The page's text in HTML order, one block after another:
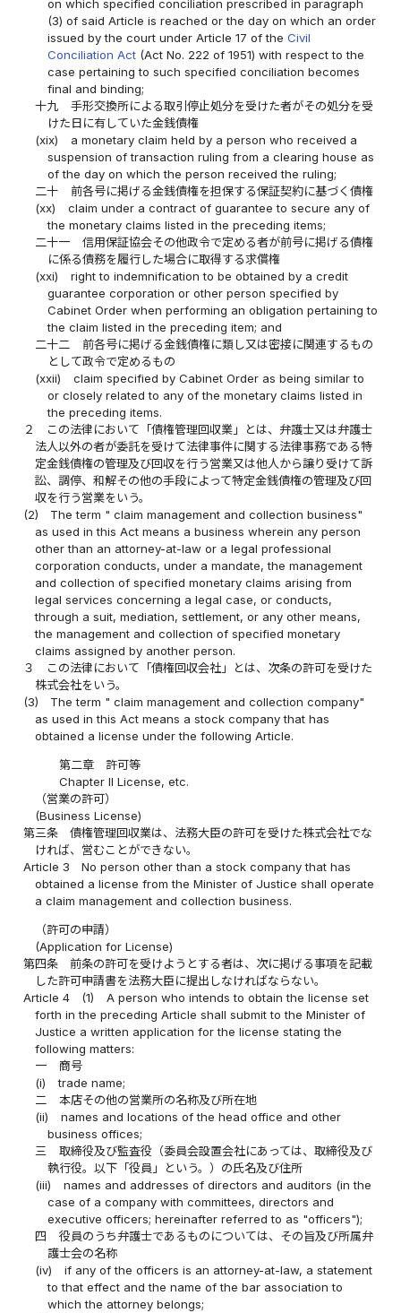
on which specified conciliation prescribed in paragraph
(3) of said Article is reached or the day on which an order
issued by the court under Article 17 of the Civil
Conciliation Act(Act No. 222 of 1951) with respect to the
case pertaining to such specified conciliation becomes
final and binding;
十九
手形交換所による取引停止処分を受けた者がその処分を受
けた日に有していた金銭債権
(xix)
a monetary claim held by a person who received a
suspension of transaction ruling from a clearing house as
of the day on which the person received the ruling;
二十
前各号に掲げる金銭債権を担保する保証契約に基づく債権
(xx)
claim under a contract of guarantee to secure any of
the monetary claims listed in the preceding items;
二十一
信用保証協会その他政令で定める者が前号に掲げる債権
に係る債務を履行した場合に取得する求償権
(xxi)
right to indemnification to be obtained by a credit
guarantee corporation or other person specified by
Cabinet Order when performing an obligation pertaining to
the claim listed in the preceding item; and
二十二
前各号に掲げる金銭債権に類し又は密接に関連するもの
として政令で定めるもの
(xxii)
claim specified by Cabinet Order as being similar to
or closely related to any of the monetary claims listed in
the preceding items.
２
この法律において「債権管理回収業」とは、弁護士又は弁護士
法人以外の者が委託を受けて法律事件に関する法律事務である特
定金銭債権の管理及び回収を行う営業又は他人から譲り受けて訴
訟、調停、和解その他の手段によって特定金銭債権の管理及び回
収を行う営業をいう。
(2)
The term " claim management and collection business"
as used in this Act means a business wherein any person
other than an attorney-at-law or a legal professional
corporation conducts, under a mandate, the management
and collection of specified monetary claims arising from
legal services concerning a legal case, or conducts,
through a suit, mediation, settlement, or any other means,
the management and collection of specified monetary
claims assigned by another person.
３
この法律において「債権回収会社」とは、次条の許可を受けた
株式会社をいう。
(3)
The term " claim management and collection company"
as used in this Act means a stock company that has
obtained a license under the following Article.
第二章 許可等
Chapter II License, etc.
（営業の許可）
(Business License)
第三条
債権管理回収業は、法務大臣の許可を受けた株式会社でな
ければ、営むことができない。
Article 3
No person other than a stock company that has
obtained a license from the Minister of Justice shall operate
a claim management and collection business.
（許可の申請）
(Application for License)
第四条
前条の許可を受けようとする者は、次に掲げる事項を記載
した許可申請書を法務大臣に提出しなければならない。
Article 4
(1)
A person who intends to obtain the license set
forth in the preceding Article shall submit to the Minister of
Justice a written application for the license stating the
following matters:
一
商号
(i)
trade name;
二
本店その他の営業所の名称及び所在地
(ii)
names and locations of the head office and other
business offices;
三
取締役及び監査役（委員会設置会社にあっては、取締役及び
執行役。以下「役員」という。）の氏名及び住所
(iii)
names and addresses of directors and auditors (in the
case of a company with committees, directors and
executive officers; hereinafter referred to as "officers");
四
役員のうち弁護士であるものについては、その旨及び所属弁
護士会の名称
(iv)
if any of the officers is an attorney-at-law, a statement
to that effect and the name of the bar association to
which the attorney belongs;